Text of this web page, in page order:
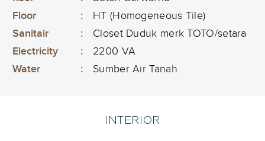
Floor
:
HT (Homogeneous Tile)
Sanitair
:
Closet Duduk merk TOTO/setara
Electricity
:
2200 VA
Water
: Sumber Air Tanah
INTERIOR